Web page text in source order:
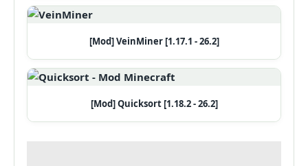
[Mod] VeinMiner [1.17.1 - 26.2]
[Mod] Quicksort [1.18.2 - 26.2]